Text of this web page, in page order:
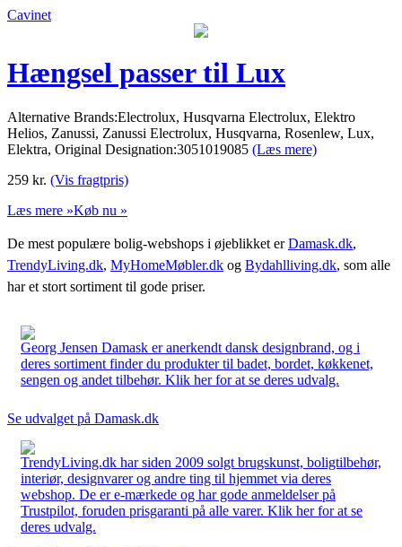
Cavinet
Hængsel passer til Lux
Alternative Brands:Electrolux, Husqvarna Electrolux, Elektro
Helios, Zanussi, Zanussi Electrolux, Husqvarna, Rosenlew, Lux,
Elektra, Original Designation:3051019085 (Læs mere)
259 kr. (Vis fragtpris)
Læs mere »Køb nu »
De mest populære bolig-webshops i øjeblikket erDamask.dk,
TrendyLiving.dk, MyHomeMøbler.dk og Bydahlliving.dk, som alle
har et stort sortiment til gode priser.
Georg Jensen Damask er anerkendt dansk designbrand, og i
deres sortiment finder du produkter til badet, bordet, køkkenet,
sengen og andet tilbehør. Klik her for at se deres udvalg.
Se udvalget på Damask.dk
TrendyLiving.dk har siden 2009 solgt brugskunst, boligtilbehør,
interiør, designvarer og andre ting til hjemmet via deres
webshop. De er e-mærkede og har gode anmeldelser på
Trustpilot, foruden prisgaranti på alle varer. Klik her for at se
deres udvalg.